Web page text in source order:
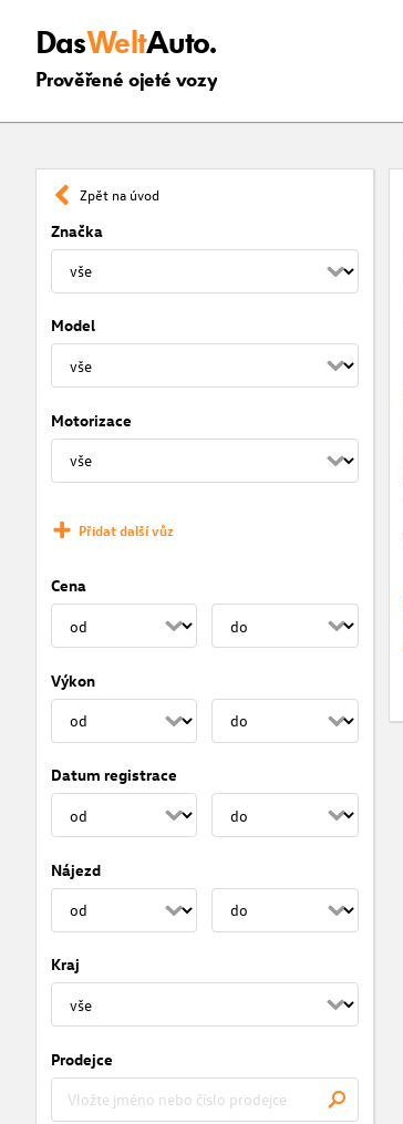
DasWeltAuto.
Prověřené ojeté vozy
Zpět na úvod
Značka
Model
Motorizace
Přidat další vůz
Cena
Výkon
Datum registrace
Nájezd
Kraj
Prodejce